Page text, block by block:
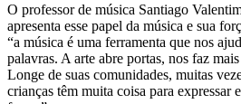
O professor de música Santiago
apresenta esse papel da música e sua
“a música é uma ferramenta que nos
palavras. A arte abre portas, nos faz
Longe de suas comunidades, muitas
crianças têm muita coisa para expressar